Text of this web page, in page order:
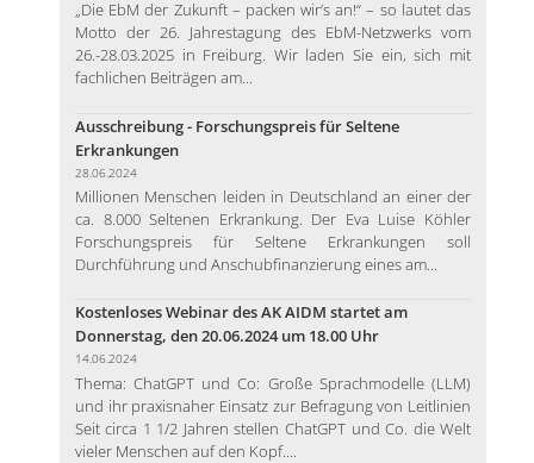
„Die EbM der Zukunft – packen wir’s an!“ – so lautet das
Motto der 26. Jahrestagung des EbM-Netzwerks vom
26.-28.03.2025 in Freiburg. Wir laden Sie ein, sich mit
fachlichen Beiträgen am...
Ausschreibung - Forschungspreis für Seltene
Erkrankungen
28.06.2024
Millionen Menschen leiden in Deutschland an einer der
ca. 8.000 Seltenen Erkrankung. Der Eva Luise Köhler
Forschungspreis für Seltene Erkrankungen soll
Durchführung und Anschubfinanzierung eines am...
Kostenloses Webinar des AK AIDM startet am
Donnerstag, den 20.06.2024 um 18.00 Uhr
14.06.2024
Thema: ChatGPT und Co: Große Sprachmodelle (LLM)
und ihr praxisnaher Einsatz zur Befragung von Leitlinien
Seit circa 1 1/2 Jahren stellen ChatGPT und Co. die Welt
vieler Menschen auf den Kopf....